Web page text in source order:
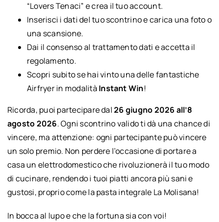
“Lovers Tenaci” e crea il tuo account.
Inserisci i dati del tuo scontrino e carica una foto o
una scansione.
Dai il consenso al trattamento dati e accetta il
regolamento.
Scopri subito se hai vinto una delle fantastiche
Airfryer in modalità Instant Win!
Ricorda, puoi partecipare dal26 giugno 2026 all’8
agosto 2026. Ogni scontrino valido ti dà una chance di
vincere, ma attenzione: ogni partecipante può vincere
un solo premio. Non perdere l’occasione di portare a
casa un elettrodomestico che rivoluzionerà il tuo modo
di cucinare, rendendo i tuoi piatti ancora più sani e
gustosi, proprio come la pasta integrale La Molisana!
In bocca al lupo e che la fortuna sia con voi!